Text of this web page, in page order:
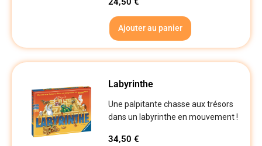
Ajouter au panier
Labyrinthe
Une palpitante chasse aux trésors
dans un labyrinthe en mouvement !
34,50€